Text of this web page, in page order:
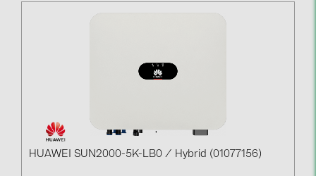
HUAWEI SUN2000-5K-LB0 / Hybrid (01077156)